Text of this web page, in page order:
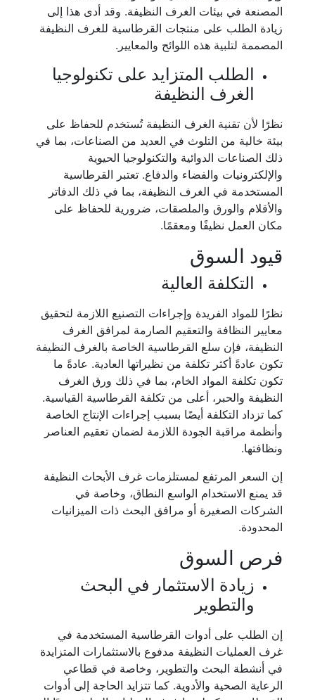
المصنعة في بيئات الغرف النظيفة. وقد أدى هذا إلى
زيادة الطلب على منتجات القرطاسية للغرف النظيفة
المصممة لتلبية هذه اللوائح والمعايير.
الطلب المتزايد على تكنولوجيا
الغرف النظيفة
نظرًا لأن تقنية الغرف النظيفة تُستخدم للحفاظ على
بيئة خالية من التلوث في العديد من الصناعات، بما في
ذلك الصناعات الدوائية والتكنولوجيا الحيوية
والإلكترونيات والفضاء والدفاع. تعتبر القرطاسية
المستخدمة في الغرف النظيفة، بما في ذلك الدفاتر
والأقلام والورق والملصقات، ضرورية للحفاظ على
مكان العمل نظيفًا ومعقمًا.
قيود السوق
التكلفة العالية
نظرًا للمواد الفريدة وإجراءات التصنيع اللازمة لتحقيق
معايير النظافة والتعقيم الصارمة لمرافق الغرف
النظيفة، فإن سلع القرطاسية الخاصة بالغرف النظيفة
تكون عادةً أكثر تكلفة من نظيراتها العادية. عادةً ما
تكون تكلفة المواد الخام، بما في ذلك ورق الغرف
النظيفة والحبر، أعلى من تكلفة القرطاسية القياسية.
كما تزداد التكلفة أيضًا بسبب إجراءات الإنتاج الخاصة
وأنظمة مراقبة الجودة اللازمة لضمان تعقيم العناصر
ونظافتها.
إن السعر المرتفع لمستلزمات غرف الأبحاث النظيفة
قد يمنع الاستخدام الواسع النطاق، وخاصة في
الشركات الصغيرة أو مرافق البحث ذات الميزانيات
المحدودة.
فرص السوق
زيادة الاستثمار في البحث
والتطوير
إن الطلب على أدوات القرطاسية المستخدمة في
غرف العمليات النظيفة مدفوع بالاستثمارات المتزايدة
في أنشطة البحث والتطوير، وخاصة في قطاعي
الرعاية الصحية والأدوية. كما تتزايد الحاجة إلى أدوات